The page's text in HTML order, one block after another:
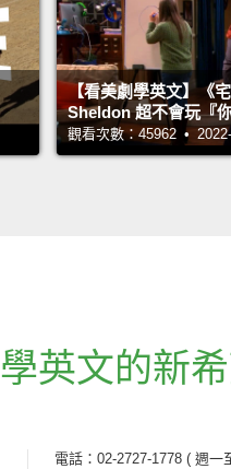
【看美劇學英文】《
Sheldon 超不會玩『
觀看次數：45962 •
學英文的新
電話：02-2727-1778 ( 週一